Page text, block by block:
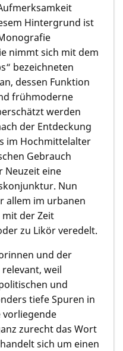
Hintergrund ist
nimmt sich mit dem
bezeichneten
dessen Funktion
frühmoderne
werden
der Entdeckung
im Hochmittelalter
Gebrauch
Neuzeit eine
Nun
allem im urbanen
mit der Zeit
zu Likör veredelt.
und der
weil
und
tiefe Spuren in
vorliegende
zurecht das Wort
sich um einen